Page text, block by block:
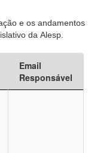
e os andamentos
da Alesp.
Email
Responsável